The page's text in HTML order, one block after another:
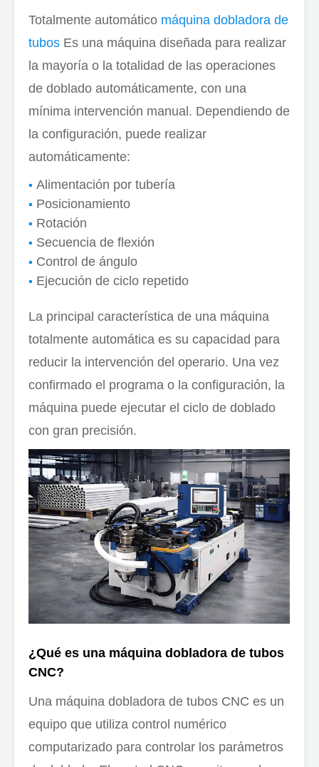
Totalmente automático máquina dobladora de
tubos Es una máquina diseñada para realizar
la mayoría o la totalidad de las operaciones
de doblado automáticamente, con una
mínima intervención manual. Dependiendo de
la configuración, puede realizar
automáticamente:
Alimentación por tubería
Posicionamiento
Rotación
Secuencia de flexión
Control de ángulo
Ejecución de ciclo repetido
La principal característica de una máquina
totalmente automática es su capacidad para
reducir la intervención del operario. Una vez
confirmado el programa o la configuración, la
máquina puede ejecutar el ciclo de doblado
con gran precisión.
¿Qué es una máquina dobladora de tubos
CNC?
Una máquina dobladora de tubos CNC es un
equipo que utiliza control numérico
computarizado para controlar los parámetros